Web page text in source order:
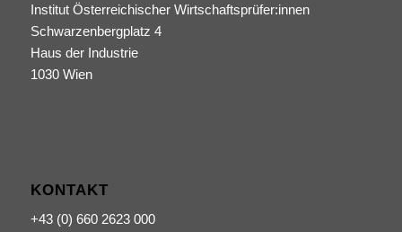
Institut Österreichischer Wirtschaftsprüfer:innen
Schwarzenbergplatz 4
Haus der Industrie
1030 Wien
KONTAKT
+43 (0) 660 2623 000